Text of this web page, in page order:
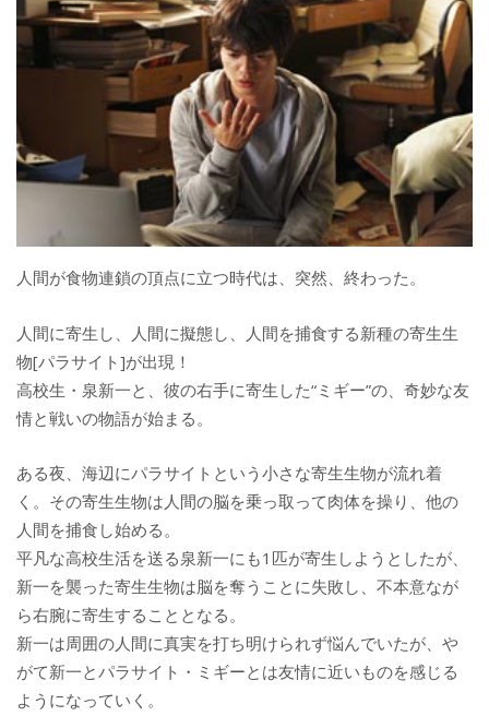
人間が食物連鎖の頂点に立つ時代は、突然、終わった。
人間に寄生し、人間に擬態し、人間を捕食する新種の寄生生
物[パラサイト]が出現！
高校生・泉新一と、彼の右手に寄生した“ミギー”の、奇妙な友
情と戦いの物語が始まる。
ある夜、海辺にパラサイトという小さな寄生生物が流れ着
く。その寄生生物は人間の脳を乗っ取って肉体を操り、他の
人間を捕食し始める。
平凡な高校生活を送る泉新一にも1匹が寄生しようとしたが、
新一を襲った寄生生物は脳を奪うことに失敗し、不本意なが
ら右腕に寄生することとなる。
新一は周囲の人間に真実を打ち明けられず悩んでいたが、や
がて新一とパラサイト・ミギーとは友情に近いものを感じる
ようになっていく。